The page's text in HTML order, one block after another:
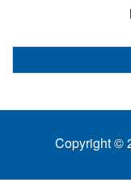
Copyright ©